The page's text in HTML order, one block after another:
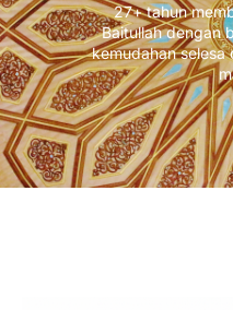
27+ tahun
Baitullah dengan
kemudahan selesa